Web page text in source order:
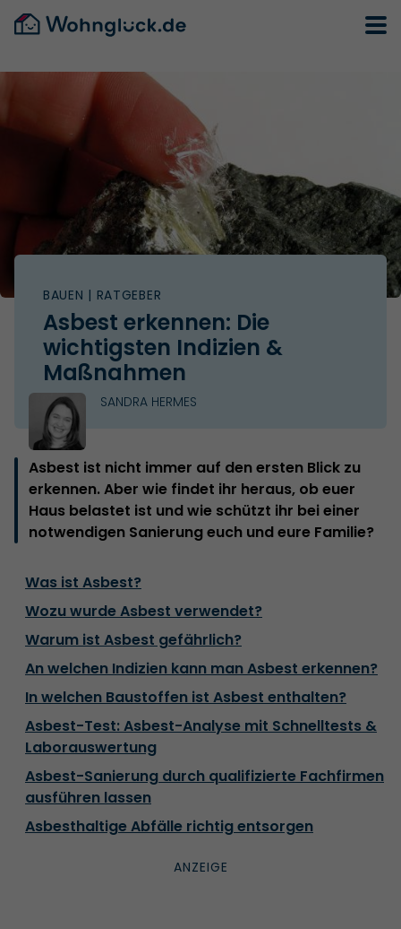
BAUEN | RATGEBER
Asbest erkennen: Die
wichtigsten Indizien &
Maßnahmen
SANDRA HERMES
Asbest ist nicht immer auf den ersten Blick zu
erkennen. Aber wie findet ihr heraus, ob euer
Haus belastet ist und wie schützt ihr bei einer
notwendigen Sanierung euch und eure Familie?
Was ist Asbest?
Wozu wurde Asbest verwendet?
Warum ist Asbest gefährlich?
An welchen Indizien kann man Asbest erkennen?
In welchen Baustoffen ist Asbest enthalten?
Asbest-Test: Asbest-Analyse mit Schnelltests &
Laborauswertung
Asbest-Sanierung durch qualifizierte Fachfirmen
ausführen lassen
Asbesthaltige Abfälle richtig entsorgen